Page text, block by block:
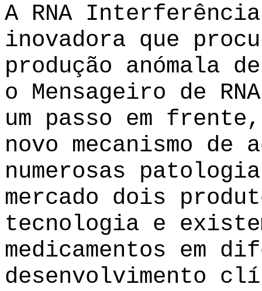
A RNA
inovadora que
produção anómala
o Mensageiro de
um passo em
novo mecanismo
numerosas
mercado dois
tecnologia e
medicamentos em
desenvolvimento